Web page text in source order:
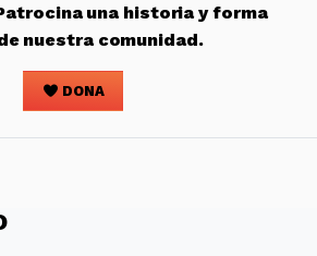
una historia y forma
nuestra comunidad.
DONA